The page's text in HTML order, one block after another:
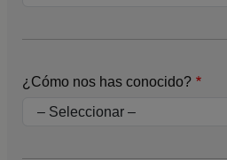
¿Cómo nos has conocido?